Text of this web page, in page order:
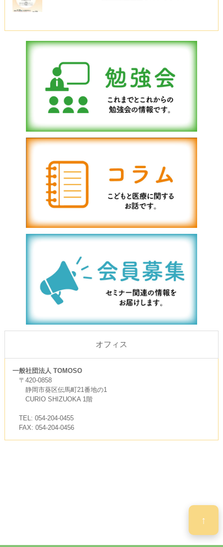
オフィス
一般社団法人 TOMOSO
〒420-0858
静岡市葵区伝馬町21番地の1
CURIO SHIZUOKA 1階
TEL: 054-204-0455
FAX: 054-204-0456
↑